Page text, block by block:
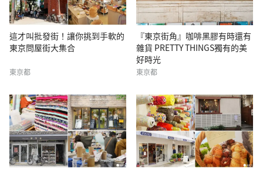
這才叫批發街！讓你挑到手軟的
東京問屋街大集合
東京都
『東京街角』咖啡黑膠有時還有
雜貨 PRETTY THINGS獨有的美
好時光
東京都